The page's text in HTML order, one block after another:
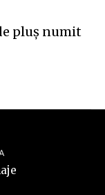
pluş numit